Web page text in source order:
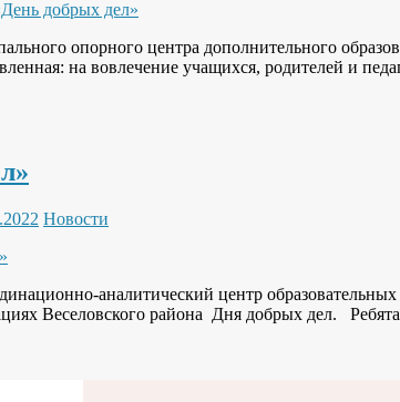
опорного центра дополнительного
на вовлечение учащихся, родителей и
Новости
аналитический центр
Веселовского района Дня добрых дел.